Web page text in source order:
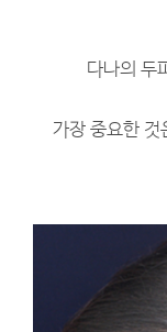
다나의 두
가장 중요한 것